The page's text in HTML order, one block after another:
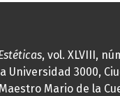
, vol. XLVIII,
Universidad 3000,
Mario de la